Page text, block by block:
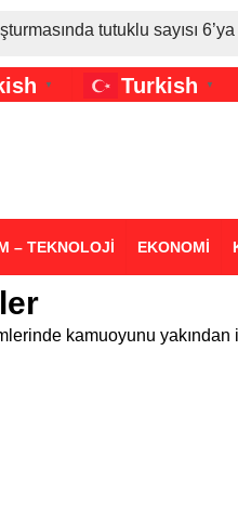
tutuklu sayısı
vurdu: Motorine tüm
zam geldi
▼ Turkish ▼
– TEKNOLOJİ EKONOMİ
kamuoyunu